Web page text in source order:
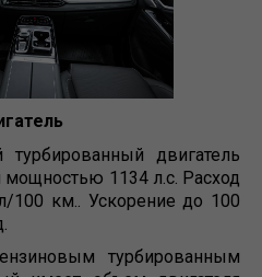
двигатель
мощностью 1134 л.с. Расход
100 км.. Ускорение до 100
турбированным